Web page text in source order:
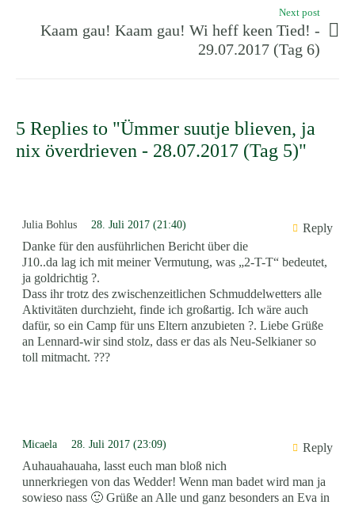
Next post
Kaam gau! Kaam gau! Wi heff keen Tied! -
29.07.2017 (Tag 6)
5 Replies to "Ümmer suutje blieven, ja
nix överdrieven - 28.07.2017 (Tag 5)"
Julia Bohlus 28. Juli 2017 (21:40)
Reply
Danke für den ausführlichen Bericht über die
J10..da lag ich mit meiner Vermutung, was „2-T-T“ bedeutet,
ja goldrichtig ?.
Dass ihr trotz des zwischenzeitlichen Schmuddelwetters alle
Aktivitäten durchzieht, finde ich großartig. Ich wäre auch
dafür, so ein Camp für uns Eltern anzubieten ?. Liebe Grüße
an Lennard-wir sind stolz, dass er das als Neu-Selkianer so
toll mitmacht. ???
Micaela 28. Juli 2017 (23:09)
Reply
Auhauahauaha, lasst euch man bloß nich
unnerkriegen von das Wedder! Wenn man badet wird man ja
sowieso nass 🙂 Grüße an Alle und ganz besonders an Eva in